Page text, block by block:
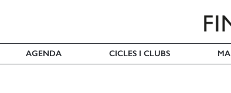
AGENDA CICLES I CLUBS